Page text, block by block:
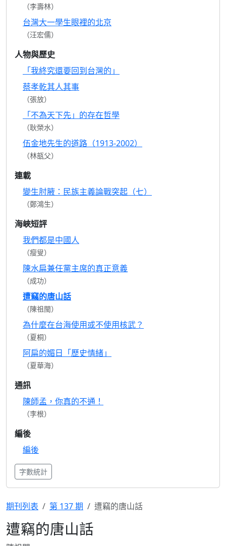
（李壽林）
台灣大一學生眼裡的北京
（汪宏儒）
人物與歷史
「我終究還要回到台灣的」
蔡孝乾其人其事
（張放）
「不為天下先」的存在哲學
（耿榮水）
伍金地先生的道路（1913-2002）
（林瓿父）
連載
變生肘腋：民族主義論戰突起（七）
（鄭鴻生）
海峽短評
我們都是中國人
（瘦叟）
陳水扁兼任黨主席的真正意義
（成功）
遭竊的唐山話
（陳祖閩）
為什麼在台海使用或不使用核武？
（夏桐）
阿扁的媚日「歷史情緒」
（夏華海）
通訊
陳師孟，你真的不通！
（李根）
編後
編後
字數統計
期刊列表 第 137 期 遭竊的唐山話
遭竊的唐山話